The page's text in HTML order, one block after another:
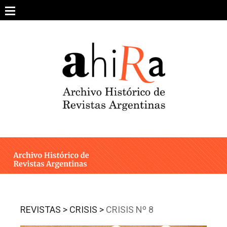
content
ARCHIVO DE REVISTAS
ESTUDIOS CRÍTICOS
INTEGRANTES
REVISTAS > CRISIS > CRISIS Nº 8